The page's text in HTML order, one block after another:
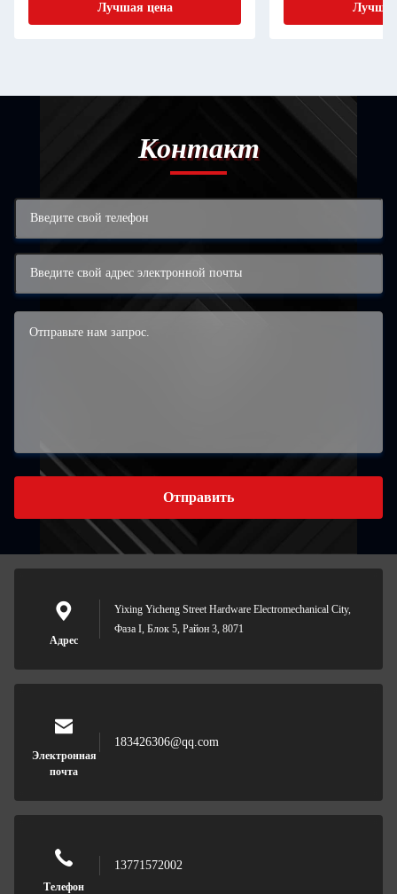
Лучшая цена
Контакт
Отправить
Адрес
Yixing Yicheng Street Hardware Electromechanical City,
Фаза I, Блок 5, Район 3, 8071
Электронная
почта
183426306@qq.com
Телефон
13771572002